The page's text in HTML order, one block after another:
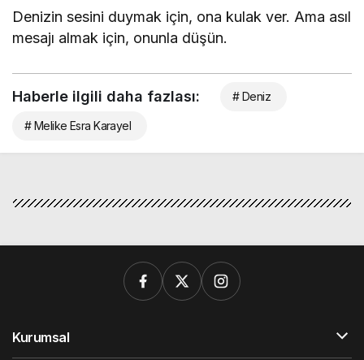
Denizin sesini duymak için, ona kulak ver. Ama asıl
mesajı almak için, onunla düşün.
Haberle ilgili daha fazlası: # Deniz
# Melike Esra Karayel
Kurumsal